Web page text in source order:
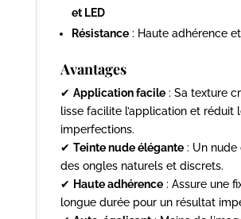
et LED
Résistance: Haute adhérence
Avantages
✔ Application facile: Sa texture
lisse facilite l’application et réduit
imperfections.
✔ Teinte nude élégante: Un nude
des ongles naturels et discrets.
✔ Haute adhérence: Assure une
longue durée pour un résultat